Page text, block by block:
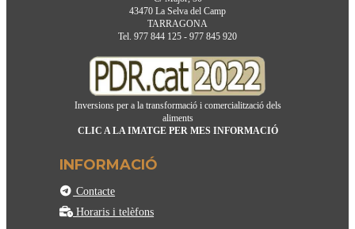
43470 La Selva del Camp
TARRAGONA
Tel. 977 844 125 - 977 845 920
Inversions per a la transformació i comercialització dels
aliments
CLIC A LA IMATGE PER MES INFORMACIÓ
INFORMACIÓ
Contacte
Horaris i telèfons